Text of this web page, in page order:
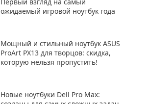
ожидаемый игровой ноутбук года
Мощный и стильный ноутбук ASUS
ProArt PX13 для творцов: скидка,
которую нельзя пропустить!
Новые ноутбуки Dell Pro Max: